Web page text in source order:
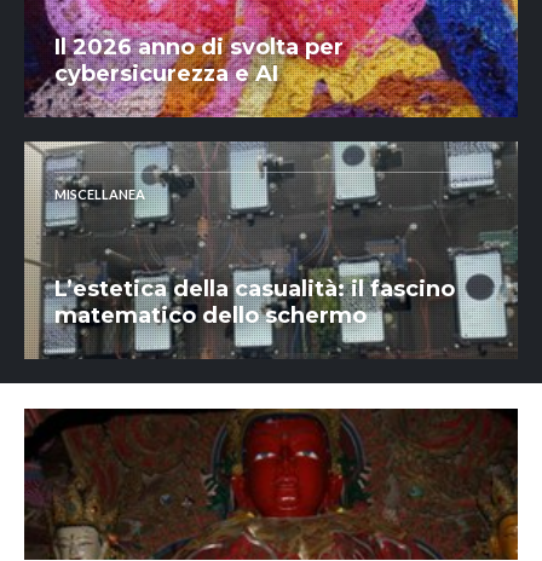
Il 2026 anno di svolta per
cybersicurezza e AI
MISCELLANEA
L’estetica della casualità: il fascino
matematico dello schermo